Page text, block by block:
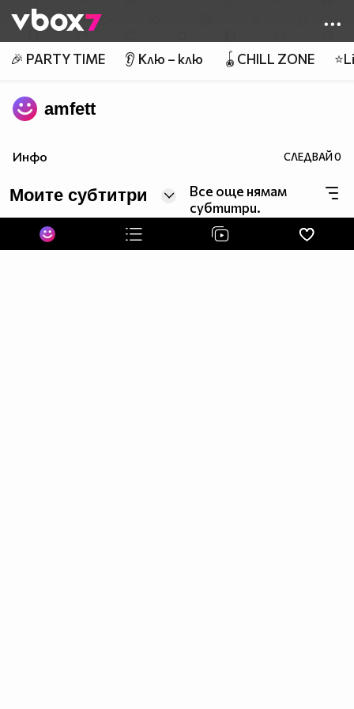
👾
🎉 PARTY TIME 👂 Клю – клю 🪀CHILL ZONE
amfett
Инфо СЛЕДВАЙ0
Моите субтитри
Все още нямам
субтитри.